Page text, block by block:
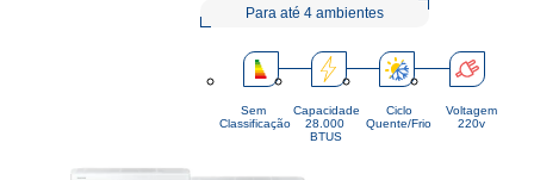
Para até 4 ambientes
Sem
Classificação
Capacidade
28.000
BTUS
Ciclo
Quente/Frio
Voltagem
220v